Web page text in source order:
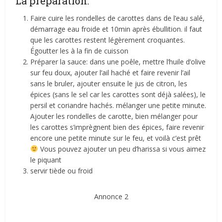
Faire cuire les rondelles de carottes dans de l’eau salé,
démarrage eau froide et 10min après ébullition. il faut
que les carottes restent légèrement croquantes.
Égoutter les à la fin de cuisson
Préparer la sauce: dans une poêle, mettre l’huile d’olive
sur feu doux, ajouter l’ail haché et faire revenir l’ail
sans le bruler, ajouter ensuite le jus de citron, les
épices (sans le sel car les carottes sont déjà salées), le
persil et coriandre hachés. mélanger une petite minute.
Ajouter les rondelles de carotte, bien mélanger pour
les carottes s’imprègnent bien des épices, faire revenir
encore une petite minute sur le feu, et voilà c’est prêt
Vous pouvez ajouter un peu d’harissa si vous aimez
le piquant
servir tiède ou froid
Annonce 2